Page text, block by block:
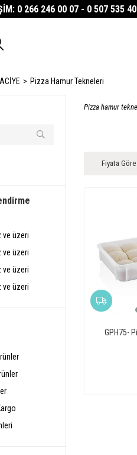
0 266 246 00 07 - 0 507 535
Pizza Hamur Tekneleri
ve üzeri
ve üzeri
ve üzeri
ve üzeri
Pizza hamur
Fiyata
GPH75-